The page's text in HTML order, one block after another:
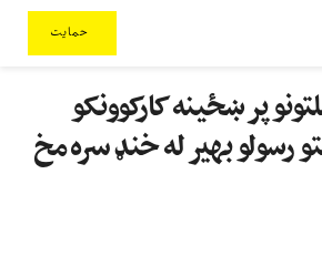
حمایت
پر ښځینه کارکوونکو
بهیر له خنډ سره مخ